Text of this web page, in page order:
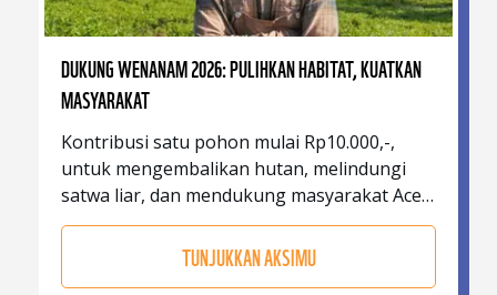
DUKUNG WENANAM 2026: PULIHKAN HABITAT, KUATKAN
MASYARAKAT
Kontribusi satu pohon mulai Rp10.000,-,
untuk mengembalikan hutan, melindungi
satwa liar, dan mendukung masyarakat Aceh
bangkit kembali.
TUNJUKKAN AKSIMU